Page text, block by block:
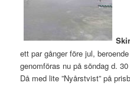
ett par gånger före jul,
genomföras nu på söndag d.
Då med lite ”Nyårstvist” på